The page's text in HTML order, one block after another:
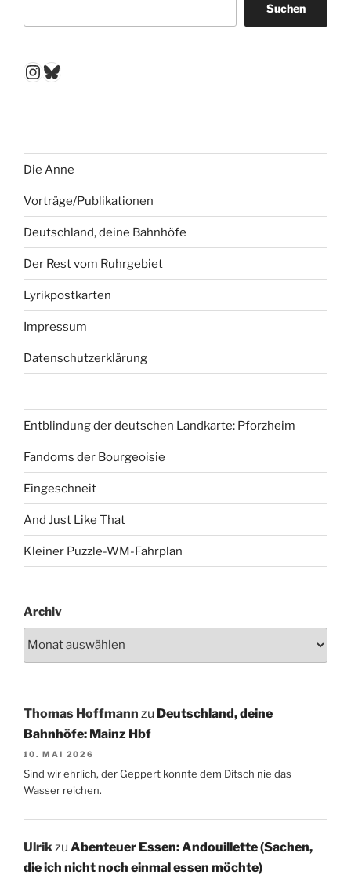
Suchen
Instagram
Bluesky
Die Anne
Vorträge/Publikationen
Deutschland, deine Bahnhöfe
Der Rest vom Ruhrgebiet
Lyrikpostkarten
Impressum
Datenschutzerklärung
Entblindung der deutschen Landkarte: Pforzheim
Fandoms der Bourgeoisie
Eingeschneit
And Just Like That
Kleiner Puzzle-WM-Fahrplan
Archiv
Thomas Hoffmann zu Deutschland, deine
Bahnhöfe: Mainz Hbf
10. MAI 2026
Sind wir ehrlich, der Geppert konnte dem Ditsch nie das
Wasser reichen.
Ulrikzu Abenteuer Essen: Andouillette (Sachen,
die ich nicht noch einmal essen möchte)